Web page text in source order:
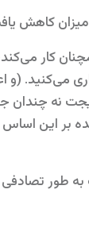
کار
چمدان رباتیک داشته باشید، فوراً آن را با قیمت 67 دلار
ویجت نه چندان
ثروت شما کاهش می یابد. 17 دلار، و ثروت
به طور